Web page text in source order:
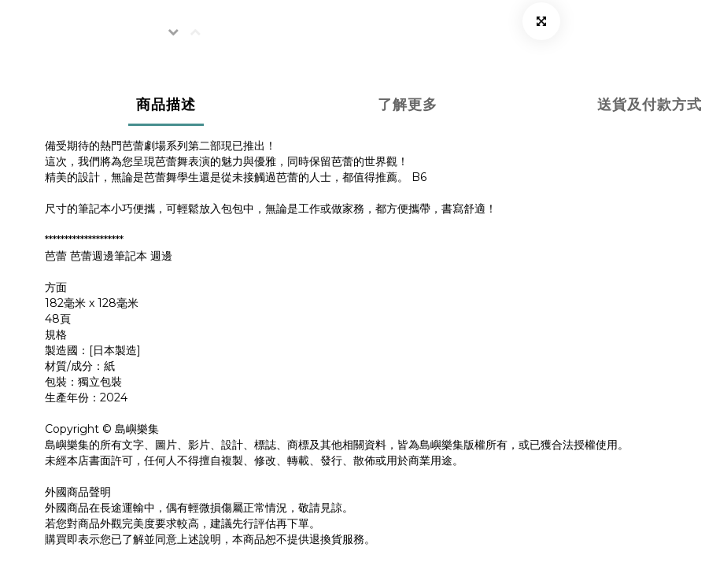
商品描述 了解更多 送貨及付款方式
備受期待的熱門芭蕾劇場系列第二部現已推出！
這次，我們將為您呈現芭蕾舞表演的魅力與優雅，同時保留芭蕾的世界觀！
精美的設計，無論是芭蕾舞學生還是從未接觸過芭蕾的人士，都值得推薦。 B6
尺寸的筆記本小巧便攜，可輕鬆放入包包中，無論是工作或做家務，都方便攜帶，書寫舒適！
********************
芭蕾 芭蕾週邊筆記本 週邊
方面
182毫米 x 128毫米
48頁
規格
製造國：[日本製造]
材質/成分：紙
包裝：獨立包裝
生產年份：2024
Copyright © 島嶼樂集
島嶼樂集的所有文字、圖片、影片、設計、標誌、商標及其他相關資料，皆為島嶼樂集版權所有，或已獲合法授權使用。
未經本店書面許可，任何人不得擅自複製、修改、轉載、發行、散佈或用於商業用途。
外國商品聲明
外國商品在長途運輸中，偶有輕微損傷屬正常情況，敬請見諒。
若您對商品外觀完美度要求較高，建議先行評估再下單。
購買即表示您已了解並同意上述說明，本商品恕不提供退換貨服務。